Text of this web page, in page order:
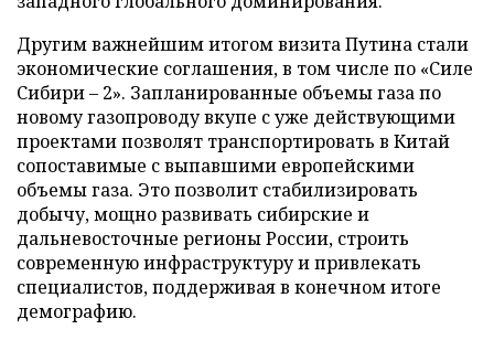
Другим важнейшим итогом визита Путина стали
экономические соглашения, в том числе по «Силе
Сибири – 2». Запланированные объемы газа по
новому газопроводу вкупе с уже действующими
проектами позволят транспортировать в Китай
сопоставимые с выпавшими европейскими
объемы газа. Это позволит стабилизировать
добычу, мощно развивать сибирские и
дальневосточные регионы России, строить
современную инфраструктуру и привлекать
специалистов, поддерживая в конечном итоге
демографию.